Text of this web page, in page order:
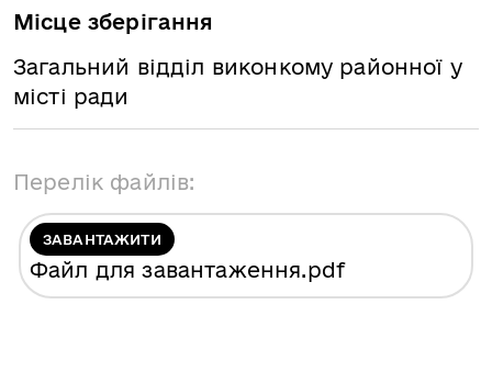
Місце зберігання
Загальний відділ виконкому районної у
місті ради
Перелік файлів:
ЗАВАНТАЖИТИ
Файл для завантаження.pdf